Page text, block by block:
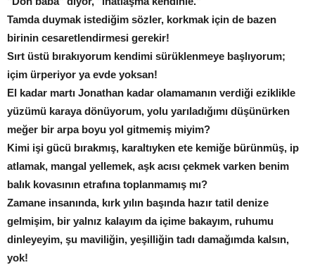
Tamda duymak istediğim sözler, korkmak için de bazen
birinin cesaretlendirmesi gerekir!
Sırt üstü bırakıyorum kendimi sürüklenmeye başlıyorum;
içim ürperiyor ya evde yoksan!
El kadar martı Jonathan kadar olamamanın verdiği eziklikle
yüzümü karaya dönüyorum, yolu yarıladığımı düşünürken
meğer bir arpa boyu yol gitmemiş miyim?
Kimi işi gücü bırakmış, karaltıyken ete kemiğe bürünmüş, ip
atlamak, mangal yellemek, aşk acısı çekmek varken benim
balık kovasının etrafına toplanmamış mı?
Zamane insanında, kırk yılın başında hazır tatil denize
gelmişim, bir yalnız kalayım da içime bakayım, ruhumu
dinleyeyim, şu maviliğin, yeşilliğin tadı damağımda kalsın,
yok!